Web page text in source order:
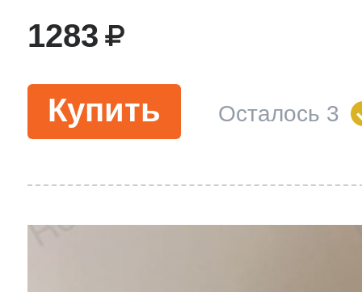
1283
Купить Осталось 3